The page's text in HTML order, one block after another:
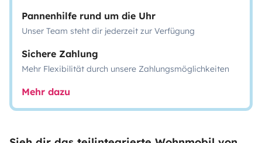
Pannenhilfe rund um die Uhr
Unser Team steht dir jederzeit zur Verfügung
Sichere Zahlung
Mehr Flexibilität durch unsere Zahlungsmöglichkeiten
Mehr dazu